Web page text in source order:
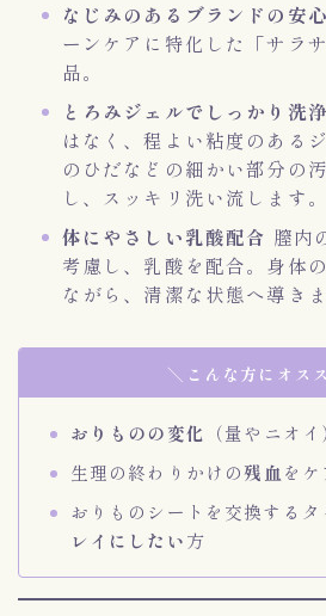
なじみのあるブランドの安
ーンケアに特化した「サラ
品。
とろみジェルでしっかり洗浄
はなく、程よい粘度のある
のひだなどの細かい部分の
し、スッキリ洗い流します。
体にやさしい乳酸配合 膣内
考慮し、乳酸を配合。身体
ながら、清潔な状態へ導きま
＼こんな方にオス
おりものの変化
（量やニオ
生理の終わりかけの残血 を
おりものシートを交換する
レイにしたい方